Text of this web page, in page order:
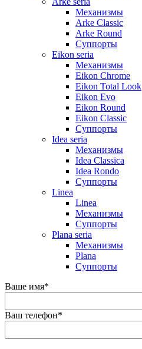
Механизмы
Arke Classic
Arke Round
Суппорты
Eikon seria
Механизмы
Eikon Chrome
Eikon Total Look
Eikon Evo
Eikon Round
Eikon Classic
Суппорты
Idea seria
Механизмы
Idea Classica
Idea Rondo
Суппорты
Linea
Linea
Механизмы
Суппорты
Plana seria
Механизмы
Plana
Суппорты
Ваше имя*
Ваш телефон*